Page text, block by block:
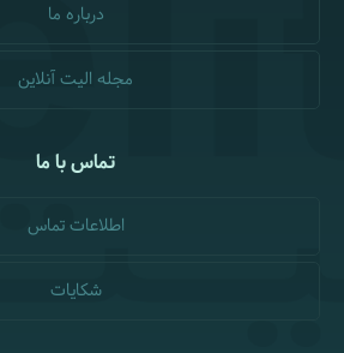
درباره ما
مجله الیت آنلاین
تماس با ما
اطلاعات تماس
شکایات